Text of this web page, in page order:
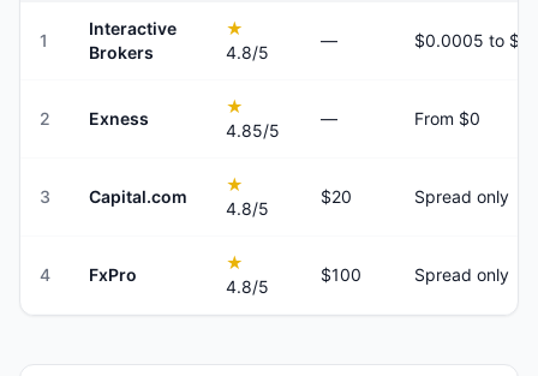
1
Interactive
Brokers
★
4.8/5
—
2 Exness
★
4.85/5
— From $0
3 Capital.com
★
4.8/5
$20 Spread only
4 FxPro
★
4.8/5
$100 Spread only